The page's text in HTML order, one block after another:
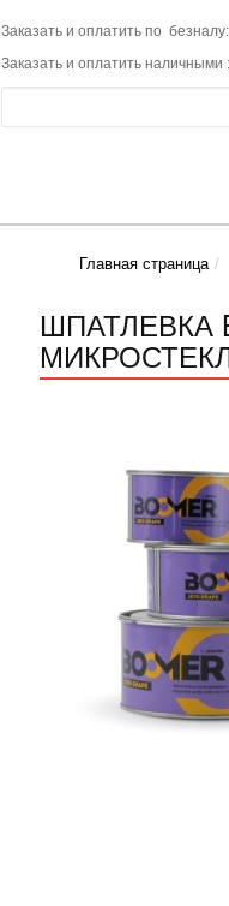
Заказать и оплатить по
Заказать и оплатить наличными
Главная страница
ШПАТЛЕВКА